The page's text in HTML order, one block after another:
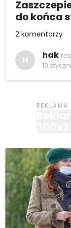
do końca
2 komentarzy
H hak
10